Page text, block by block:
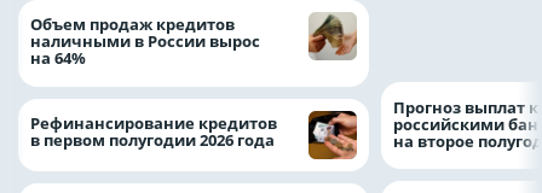
Объем продаж кредитов
наличными в России вырос
на 64%
Рефинансирование кредитов
в первом полугодии 2026 года
Прогноз выплат
российскими
на второе